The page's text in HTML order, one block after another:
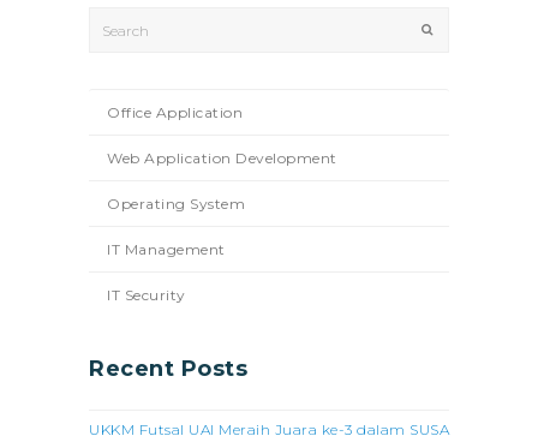
Office Application
Web Application Development
Operating System
IT Management
IT Security
Recent Posts
UKKM Futsal UAI Meraih Juara ke-3 dalam SUSA